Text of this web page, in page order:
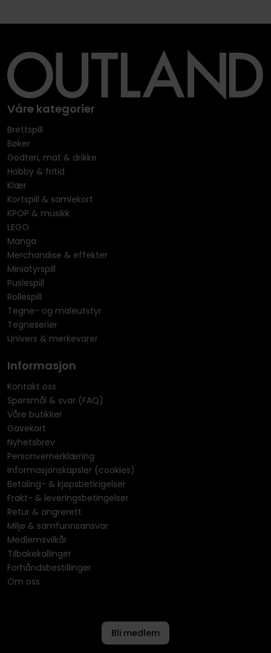
Våre kategorier
Brettspill
Bøker
Godteri, mat & drikke
Hobby & fritid
Klær
Kortspill & samlekort
KPOP & musikk
LEGO
Manga
Merchandise & effekter
Miniatyrspill
Puslespill
Rollespill
Tegne- og maleutstyr
Tegneserier
Univers & merkevarer
Informasjon
Kontakt oss
Spørsmål & svar (FAQ)
Våre butikker
Gavekort
Nyhetsbrev
Personvernerklæring
Informasjonskapsler (cookies)
Betaling- & kjøpsbetingelser
Frakt- & leveringsbetingelser
Retur & angrerett
Miljø & samfunnsansvar
Medlemsvilkår
Tilbakekallinger
Forhåndsbestillinger
Om oss
Bli medlem